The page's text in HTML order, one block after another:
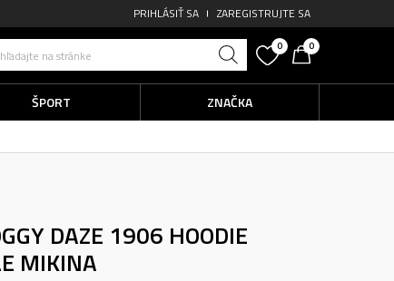
PRIHLÁSIŤ SA ZAREGISTRUJTE SA
na stránke
0 0
ŠPORT
ZNAČKA
DAZE 1906 HOODIE
MIKINA